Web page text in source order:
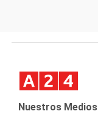
Nuestros Medios